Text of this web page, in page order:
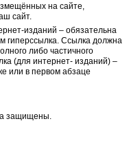
на сайте,
сайт.
изданий – обязательна
гиперссылка. Ссылка должна
либо частичного
(для интернет- изданий) –
или в первом абзаце
защищены.